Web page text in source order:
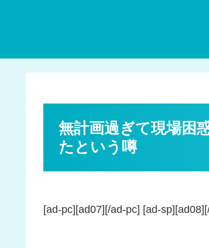
無計画過ぎて現場困
たという噂
[ad-pc][ad07][/ad-pc] [ad-